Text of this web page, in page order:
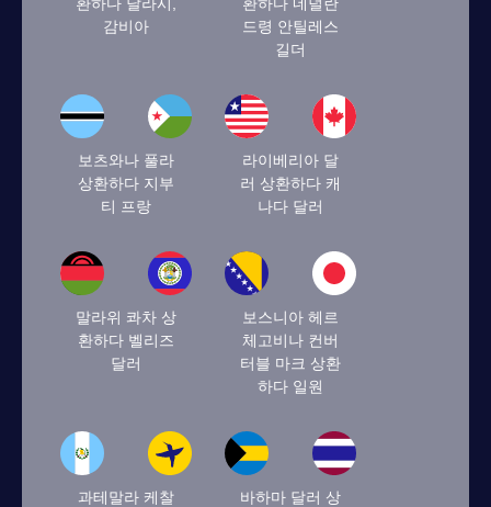
감비아
드령 안틸레스
길더
보츠와나 풀라
상환하다 지부
티 프랑
라이베리아 달
러 상환하다 캐
나다 달러
말라위 콰차 상
환하다 벨리즈
달러
보스니아 헤르
체고비나 컨버
터블 마크 상환
하다 일원
과테말라 케찰
바하마 달러 상